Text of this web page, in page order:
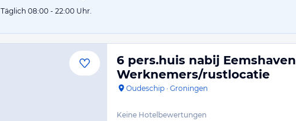
Täglich 08:00 - 22:00 Uhr.
6 pers.huis nabij Eemshaven
Werknemers/rustlocatie
Oudeschip · Groningen
Keine Hotelbewertungen